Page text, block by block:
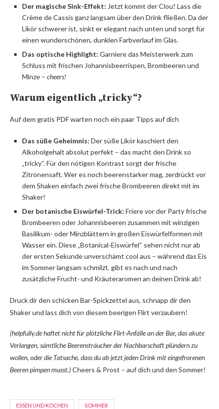
Der magische Sink-Effekt: Jetzt kommt der Clou! Lass die
Crème de Cassis ganz langsam über den Drink fließen. Da der
Likör schwerer ist, sinkt er elegant nach unten und sorgt für
einen wunderschönen, dunklen Farbverlauf im Glas.
Das optische Highlight: Garniere das Meisterwerk zum
Schluss mit frischen Johannisbeerrispen, Brombeeren und
Minze – cheers!
Warum eigentlich „tricky“?
Auf dem gratis PDF warten noch ein paar Tipps auf dich
Das süße Geheimnis: Der süße Likör kaschiert den
Alkoholgehalt absolut perfekt – das macht den Drink so
„tricky“. Für den nötigen Kontrast sorgt der frische
Zitronensaft. Wer es noch beerenstarker mag, zerdrückt vor
dem Shaken einfach zwei frische Brombeeren direkt mit im
Shaker!
Der botanische Eiswürfel-Trick: Friere vor der Party frische
Brombeeren oder Johannisbeeren zusammen mit winzigen
Basilikum- oder Minzblättern in großen Eiswürfelformen mit
Wasser ein. Diese „Botanical-Eiswürfel“ sehen nicht nur ab
der ersten Sekunde unverschämt cool aus – während das Eis
im Sommer langsam schmilzt, gibt es nach und nach
zusätzliche Frucht- und Kräuteraromen an deinen Drink ab!
Druck dir den schicken Bar-Spickzettel aus, schnapp dir den
Shaker und lass dich von diesem beerigen Flirt verzaubern!
(helpfully.de haftet nicht für plötzliche Flirt-Anfälle an der Bar, das akute
Verlangen, sämtliche Beerensträucher der Nachbarschaft plündern zu
wollen, oder die Tatsache, dass du ab jetzt jeden Drink mit eingefrorenen
Beeren pimpen musst.)Cheers & Prost – auf dich und den Sommer!
ESSEN UND KOCHEN SOMMER